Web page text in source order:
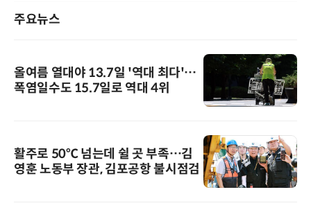
주요뉴스
올여름 열대야 13.7일 '역대 최다'…
폭염일수도 15.7일로 역대 4위
활주로 50℃ 넘는데 쉴 곳 부족…김
영훈 노동부 장관, 김포공항 불시점검